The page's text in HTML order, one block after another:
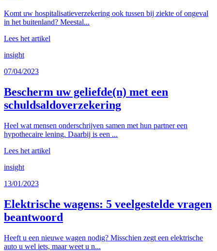
Komt uw hospitalisatieverzekering ook tussen bij ziekte of ongeval
in het buitenland? Meestal...
Lees het artikel
insight
07/04/2023
Bescherm uw geliefde(n) met een
schuldsaldoverzekering
Heel wat mensen onderschrijven samen met hun partner een
hypothecaire lening. Daarbij is een ...
Lees het artikel
insight
13/01/2023
Elektrische wagens: 5 veelgestelde vragen
beantwoord
Heeft u een nieuwe wagen nodig? Misschien zegt een elektrische
auto u wel iets, maar weet u n...